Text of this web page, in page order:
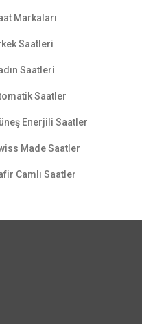
Markaları
Saatleri
Saatleri
Saatler
Enerjili Saatler
Made Saatler
Camlı Saatler